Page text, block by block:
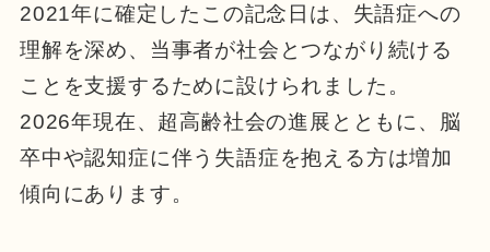
2021年に確定したこの記念日は、失語症への
理解を深め、当事者が社会とつながり続ける
ことを支援するために設けられました。
2026年現在、超高齢社会の進展とともに、脳
卒中や認知症に伴う失語症を抱える方は増加
傾向にあります。